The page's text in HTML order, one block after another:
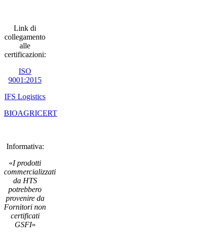
Link di
collegamento
alle
certificazioni:
ISO
9001:2015
IFS Logistics
BIOAGRICERT
Informativa:
«I prodotti
commercializzati
da HTS
potrebbero
provenire da
Fornitori non
certificati
GSFI»